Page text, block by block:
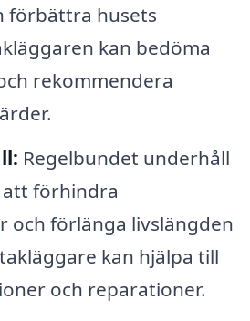
förbättra husets
kan bedöma
rekommendera
Regelbundet underhåll
förhindra
och förlänga livslängden
kan hjälpa till
och reparationer.